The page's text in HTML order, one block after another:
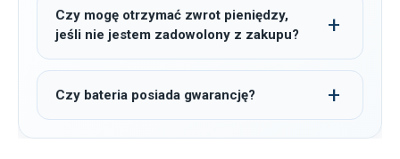
Czy mogę otrzymać zwrot pieniędzy,
jeśli nie jestem zadowolony z zakupu?
Czy bateria posiada gwarancję?